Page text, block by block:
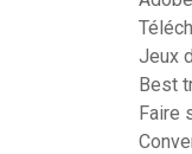
Jeux
Best
Faire